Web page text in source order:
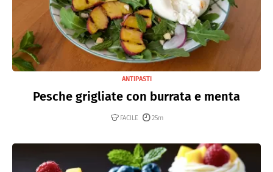
ANTIPASTI
Pesche grigliate con burrata e menta
FACILE 25m